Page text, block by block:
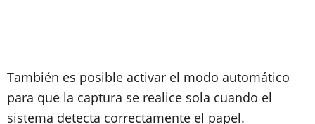
También es posible activar el modo automático
para que la captura se realice sola cuando el
sistema detecta correctamente el papel.